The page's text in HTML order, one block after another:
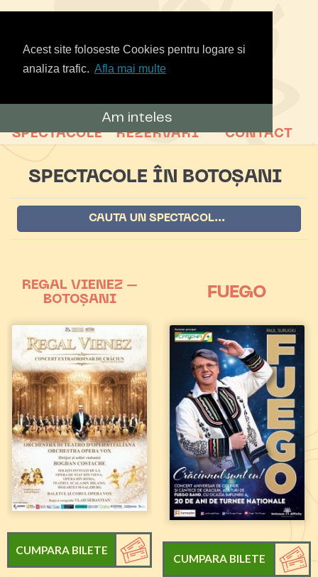
Acest site foloseste Cookies pentru logare si
analiza trafic. Afla mai multe
Am inteles
SPECTACOLE REZERVARI CONTACT
SPECTACOLE ÎN BOTOȘANI
REGAL VIENEZ –
BOTOȘANI
CUMPARA BILETE
FUEGO
CUMPARA BILETE